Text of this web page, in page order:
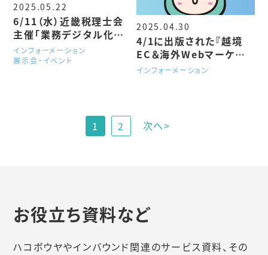
2025.05.22
6/11（水）近畿税理士会
主催「業務デジタル化フ
ォーラム」にてセミナー登
壇が決定！
インフォーメーション
展示会・イベント
2025.04.30
4/1に出版された『越境
EC＆海外Webマーケティ
ング“打ち手”大全』に「ハ
インフォーメーション
1 2 次へ>
お役立ち資料など
ハコボウヤやインバウンド関連のサービス資料、その